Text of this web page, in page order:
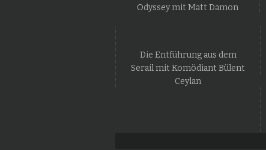
Odyssey mit Matt Damon
Die Entführung aus dem
Serail mit Komödiant Bülent
Ceylan